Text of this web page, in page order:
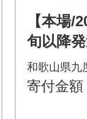
【本場/
旬以降
産 平核
用〉満
和歌山県九
寄付金額